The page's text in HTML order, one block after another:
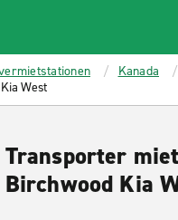
Kanada
West
Kia